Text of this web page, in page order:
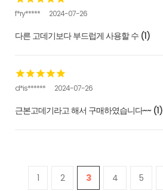
f*ry***** 2024-07-26
다른 고데기보다 부드럽게 사용할 수 (1)
d*is****** 2024-07-26
근본고데기라고 해서 구매하였습니다~~ (1)
1 2 3 4 5